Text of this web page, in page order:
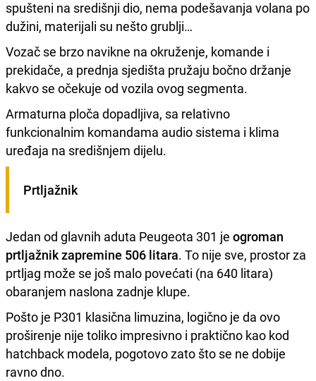
spušteni na središnji dio, nema podešavanja volana po
dužini, materijali su nešto grublji…
Vozač se brzo navikne na okruženje, komande i
prekidače, a prednja sjedišta pružaju bočno držanje
kakvo se očekuje od vozila ovog segmenta.
Armaturna ploča dopadljiva, sa relativno
funkcionalnim komandama audio sistema i klima
uređaja na središnjem dijelu.
Prtljažnik
Jedan od glavnih aduta Peugeota 301 je ogroman
prtljažnik zapremine 506 litara. To nije sve, prostor za
prtljag može se još malo povećati (na 640 litara)
obaranjem naslona zadnje klupe.
Pošto je P301 klasična limuzina, logično je da ovo
proširenje nije toliko impresivno i praktično kao kod
hatchback modela, pogotovo zato što se ne dobije
ravno dno.